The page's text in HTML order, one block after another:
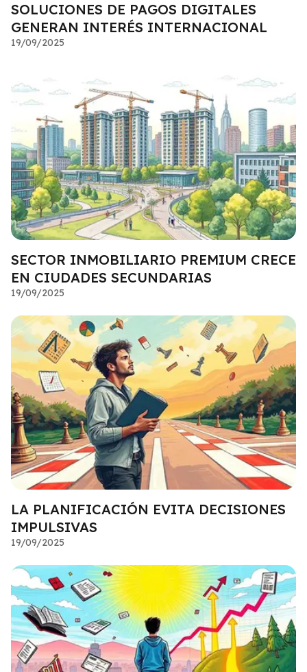
SOLUCIONES DE PAGOS DIGITALES
GENERAN INTERÉS INTERNACIONAL
19/09/2025
SECTOR INMOBILIARIO PREMIUM CRECE
EN CIUDADES SECUNDARIAS
19/09/2025
LA PLANIFICACIÓN EVITA DECISIONES
IMPULSIVAS
19/09/2025